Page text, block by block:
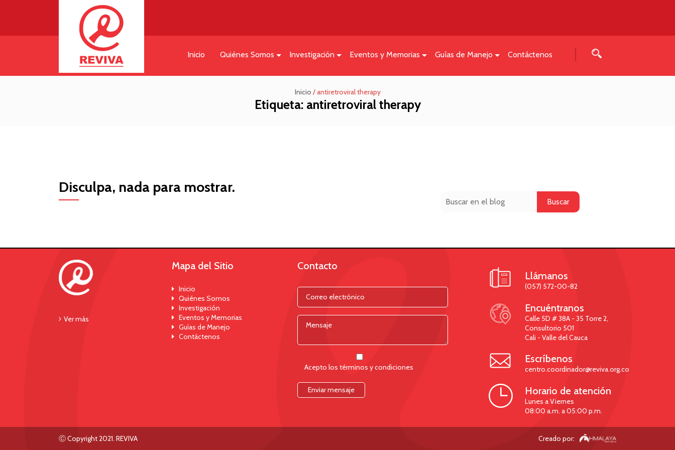
Inicio Quiénes Somos Investigación Eventos y Memorias Guías de Manejo Contáctenos
Inicio /antiretroviral therapy
Etiqueta: antiretroviral therapy
Disculpa, nada para mostrar.
Buscar
Ver más
Mapa del Sitio
Inicio
Quiénes Somos
Investigación
Eventos y Memorias
Guías de Manejo
Contáctenos
Contacto
Acepto los términos y condiciones
 Llámanos
(057) 572-00-82
 Encuéntranos
Calle 5D # 38A - 35 Torre 2,
Consultorio 501
Cali - Valle del Cauca
 Escríbenos
centro.coordinador@reviva.org.co
 Horario de atención
Lunes a Viernes
08:00 a.m. a 05:00 p.m.
Ⓒ Copyright 2021. REVIVA Creado por: